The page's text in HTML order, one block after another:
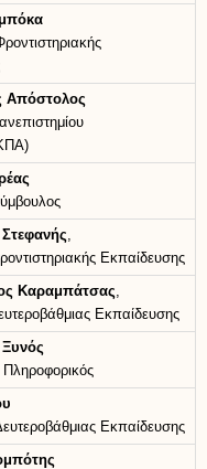
Απόστολος
,
Εκπαίδευσης
Καραμπάτσας,
Εκπαίδευσης
Εκπαίδευσης